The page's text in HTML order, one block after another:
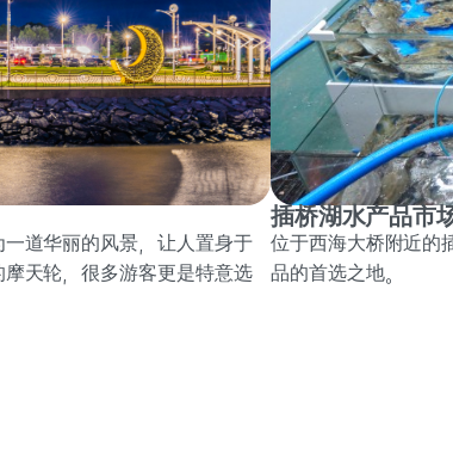
道华丽的风景，让人置身于
天轮，很多游客更是特意选
插桥湖水产品市
位于西海大桥附近的
品的首选之地。